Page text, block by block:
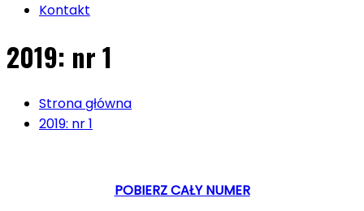
Kontakt
2019: nr 1
Strona główna
2019: nr 1
POBIERZ CAŁY NUMER